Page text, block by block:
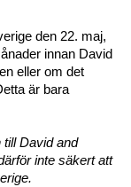
den 22. maj,
innan David
eller om det
är bara
till David and
inte säkert att